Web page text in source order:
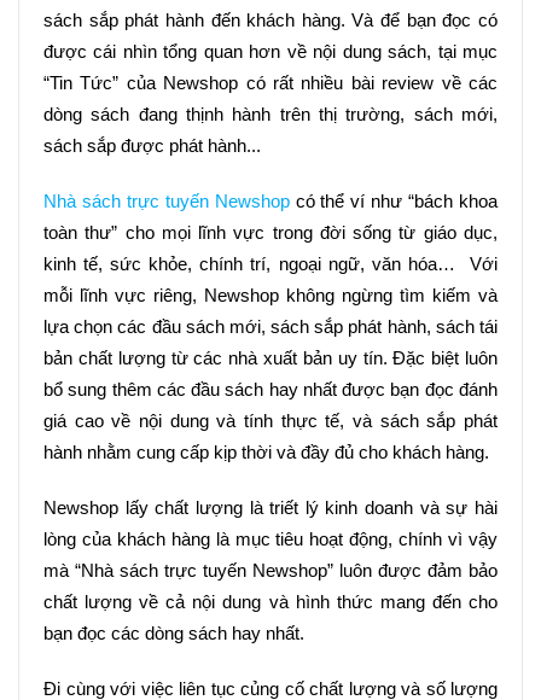
sách sắp phát hành đến khách hàng. Và để bạn đọc có
được cái nhìn tổng quan hơn về nội dung sách, tại mục
“Tin Tức” của Newshop có rất nhiều bài review về các
dòng sách đang thịnh hành trên thị trường, sách mới,
sách sắp được phát hành...
Nhà sách trực tuyến Newshop có thể ví như “bách khoa
toàn thư” cho mọi lĩnh vực trong đời sống từ giáo dục,
kinh tế, sức khỏe, chính trí, ngoại ngữ, văn hóa…  Với
mỗi lĩnh vực riêng, Newshop không ngừng tìm kiếm và
lựa chọn các đầu sách mới, sách sắp phát hành, sách tái
bản chất lượng từ các nhà xuất bản uy tín. Đặc biệt luôn
bổ sung thêm các đầu sách hay nhất được bạn đọc đánh
giá cao về nội dung và tính thực tế, và sách sắp phát
hành nhằm cung cấp kịp thời và đầy đủ cho khách hàng.
Newshop lấy chất lượng là triết lý kinh doanh và sự hài
lòng của khách hàng là mục tiêu hoạt động, chính vì vậy
mà “Nhà sách trực tuyến Newshop” luôn được đảm bảo
chất lượng về cả nội dung và hình thức mang đến cho
bạn đọc các dòng sách hay nhất.
Đi cùng với việc liên tục củng cố chất lượng và số lượng